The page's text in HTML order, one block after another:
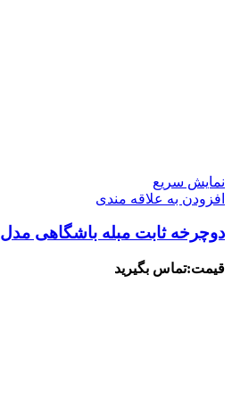
نمایش سریع
افزودن به علاقه مندی
دوچرخه ثابت مبله باشگاهی مدل 3100
قیمت:تماس بگیرید